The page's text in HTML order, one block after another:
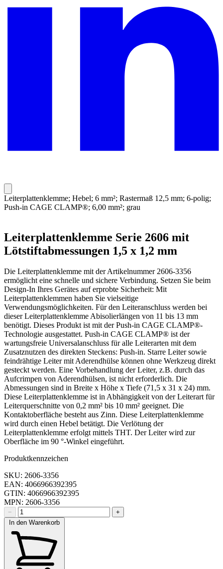
Leiterplattenklemme; Hebel; 6 mm²; Rastermaß 12,5 mm; 6-polig;
Push-in CAGE CLAMP®; 6,00 mm²; grau
Leiterplattenklemme Serie 2606 mit
Lötstiftabmessungen 1,5 x 1,2 mm
Die Leiterplattenklemme mit der Artikelnummer 2606-3356
ermöglicht eine schnelle und sichere Verbindung. Setzen Sie beim
Design-In Ihres Gerätes auf erprobte Sicherheit: Mit
Leiterplattenklemmen haben Sie vielseitige
Verwendungsmöglichkeiten. Für den Leiteranschluss werden bei
dieser Leiterplattenklemme Abisolierlängen von 11 bis 13 mm
benötigt. Dieses Produkt ist mit der Push-in CAGE CLAMP®-
Technologie ausgestattet. Push-in CAGE CLAMP® ist der
wartungsfreie Universalanschluss für alle Leiterarten mit dem
Zusatznutzen des direkten Steckens: Push-in. Starre Leiter sowie
feindrähtige Leiter mit Aderendhülse können ohne Werkzeug direkt
gesteckt werden. Eine Vorbehandlung der Leiter, z.B. durch das
Aufcrimpen von Aderendhülsen, ist nicht erforderlich. Die
Abmessungen sind in Breite x Höhe x Tiefe (71,5 x 31 x 24) mm.
Diese Leiterplattenklemme ist in Abhängigkeit von der Leiterart für
Leiterquerschnitte von 0,2 mm² bis 10 mm² geeignet. Die
Kontaktoberfläche besteht aus Zinn. Diese Leiterplattenklemme
wird durch einen Hebel betätigt. Die Verlötung der
Leiterplattenklemme erfolgt mittels THT. Der Leiter wird zur
Oberfläche im 90 °-Winkel eingeführt.
Produktkennzeichen
SKU: 2606-3356
EAN: 4066966392395
GTIN: 4066966392395
MPN: 2606-3356
−
+
In den Warenkorb